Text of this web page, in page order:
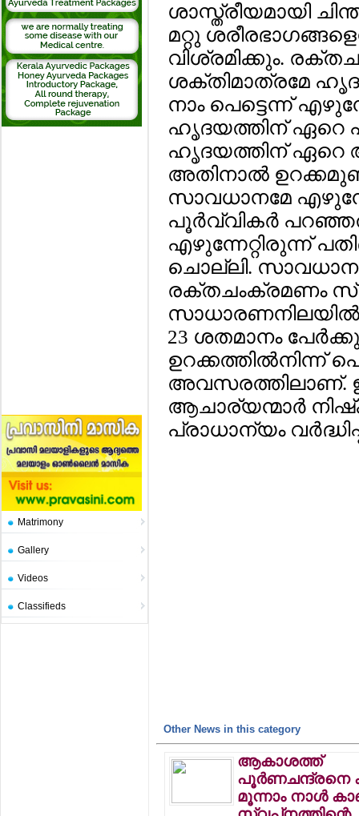
Matrimony
Gallery
Videos
Classifieds
ശാസ്ത്രീയമായി
മറ്റു
വിശ്രമിക്കും.
ശക്തിമാത്രമേ
നാം പെട്ടെന്ന്
ഹൃദയത്തിന് ഏറെ
ഹൃദയത്തിന് ഏറെ
അതിനാല്‍
സാവധാനമേ
പൂര്‍വ്വികര്‍
എഴുന്നേറ്റിരുന്ന്
ചൊല്ലി.
രക്തചംക്രമണം
23 ശതമാനം
ഉറക്കത്തില്‍നിന്ന്
അവസരത്തിലാണ്.
ആചാര്യന്മാര്‍
പ്രാധാന്യം
Other News in this category
ആകാശത്ത്
പൂര്‍ണചന്ദ്രനെ
മൂന്നാം നാള്‍